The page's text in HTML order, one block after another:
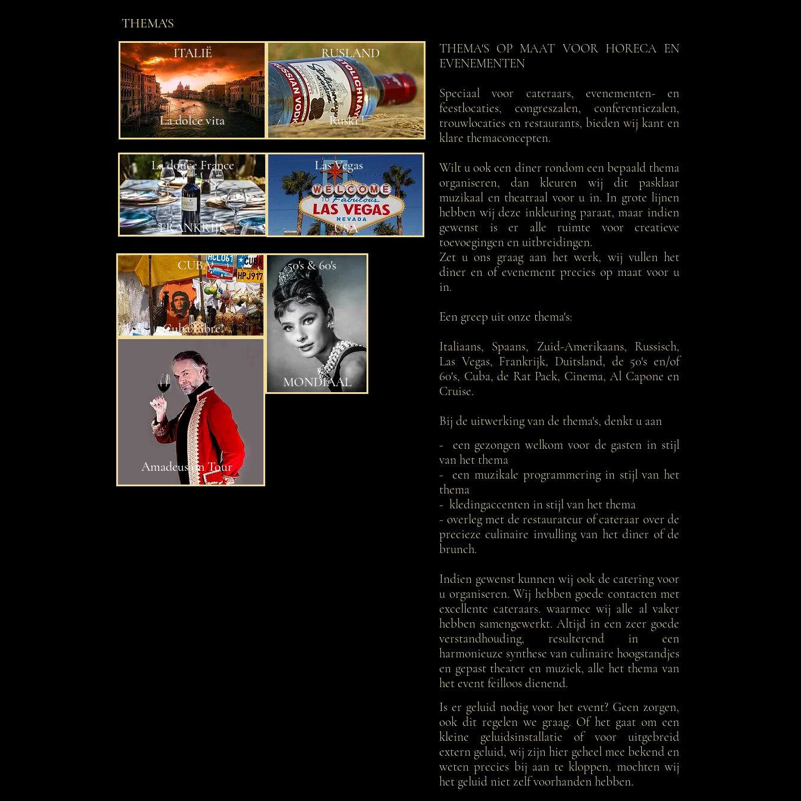
THEMA'S
La dolce vita
ITALIË
Ruski !
RUSLAND
La douce France
FRANKRIJK
Las Vegas
USA
Cuba Libre!
CUBA
Amadeus on Tour
50's & 60's
MONDIAAL
THEMA'S OP MAAT VOOR HORECA EN
EVENEMENTEN
Speciaal voor cateraars, evenementen- en
feestlocaties, congreszalen, conferentiezalen,
trouwlocaties en restaurants, bieden wij kant en
klare themaconcepten.
Wilt u ook een diner rondom een bepaald thema
organiseren, dan kleuren wij dit pasklaar
muzikaal en theatraal voor u in. In grote lijnen
hebben wij deze inkleuring paraat, maar indien
gewenst is er alle ruimte voor creatieve
toevoegingen en uitbreidingen.
Zet u ons graag aan het werk, wij vullen het
diner en of evenement precies op maat voor u
in.
Een greep uit onze thema's:
Italiaans, Spaans, Zuid-Amerikaans, Russisch,
Las Vegas, Frankrijk, Duitsland, de 50's en/of
60's, Cuba, de Rat Pack, Cinema, Al Capone en
Cruise.
Bij de uitwerking van de thema's, denkt u aan
- een gezongen welkom voor de gasten in stijl
van het thema
- een muzikale programmering in stijl van het
thema
- kledingaccenten in stijl van het thema
- overleg met de restaurateur of cateraar over de
precieze culinaire invulling van het diner of de
brunch.
Indien gewenst kunnen wij ook de catering voor
u organiseren. Wij hebben goede contacten met
excellente cateraars. waarmee wij alle al vaker
hebben samengewerkt. Altijd in een zeer goede
verstandhouding, resulterend in een
harmonieuze synthese van culinaire hoogstandjes
en gepast theater en muziek, alle het thema van
het event feilloos dienend.
Is er geluid nodig voor het event? Geen zorgen,
ook dit regelen we graag. Of het gaat om een
kleine geluidsinstallatie of voor uitgebreid
extern geluid, wij zijn hier geheel mee bekend en
weten precies bij aan te kloppen, mochten wij
het geluid niet zelf voorhanden hebben.